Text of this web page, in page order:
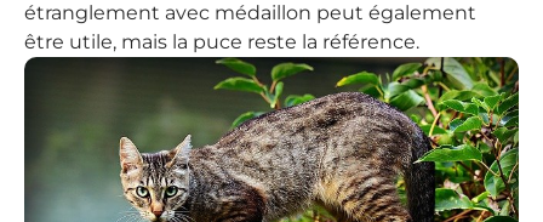
étranglement avec médaillon peut également
être utile, mais la puce reste la référence.